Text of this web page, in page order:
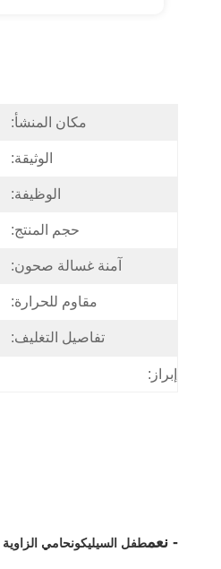
مكان المنشأ:
الوثيقة:
الوظيفة:
حجم المنتج:
آمنة غسالة صحون:
مقاوم للحرارة:
تفاصيل التغليف:
إبراز:
- نعمطفل السيليكونحامي الزاوية